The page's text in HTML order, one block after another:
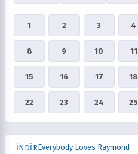
1 2 3 4
8 9 10 11
15 16 17 18
22 23 24 25
İNDİREverybody Loves Raymond